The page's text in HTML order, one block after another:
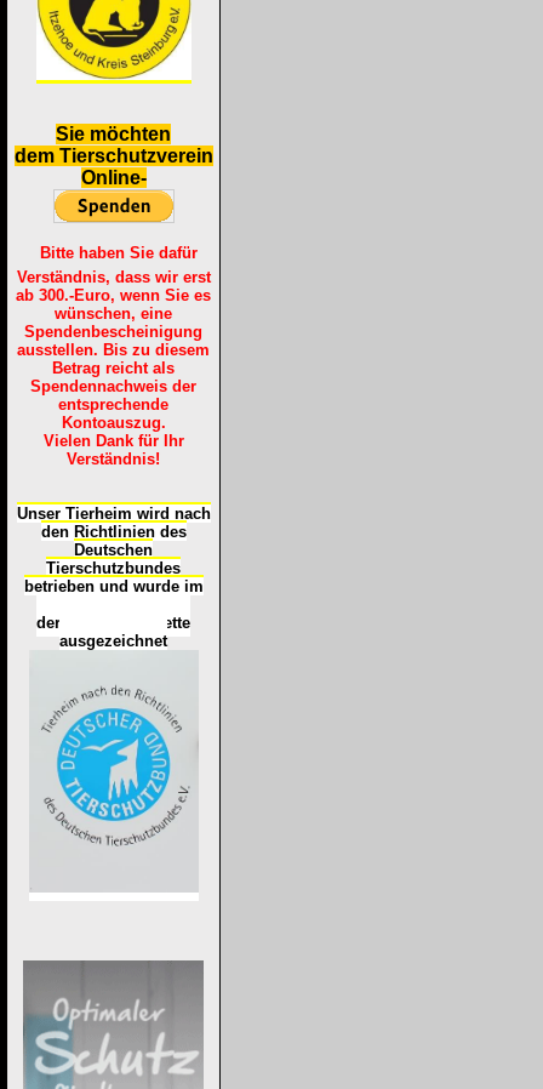
Sie möchten
dem Tierschutzverein
Online-
Bitte haben Sie dafür
Verständnis, dass wir erst
ab 300.-Euro, wenn Sie es
wünschen, eine
Spendenbescheinigung
ausstellen. Bis zu diesem
Betrag reicht als
Spendennachweis der
entsprechende
Kontoauszug.
Vielen Dank für Ihr
Verständnis!
Unser Tierheim wird nach
den Richtlinien des
Deutschen
Tierschutzbundes
betrieben und wurde im
der
Tierheimplakette
ausgezeichnet